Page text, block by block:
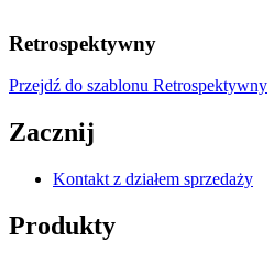
Retrospektywny
Przejdź do szablonu Retrospektywny
Zacznij
Kontakt z działem sprzedaży
Produkty